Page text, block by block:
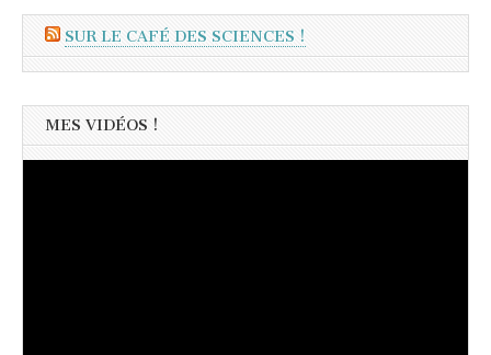
SUR LE CAFÉ DES SCIENCES !
MES VIDÉOS !